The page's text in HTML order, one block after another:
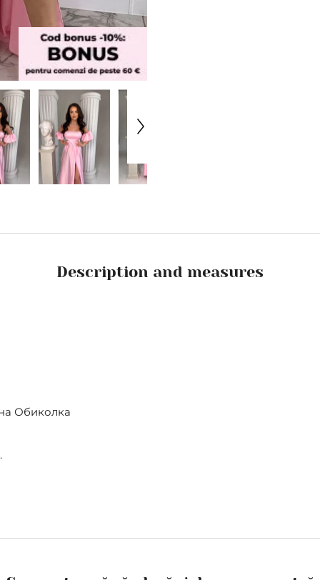
Description and measures
Обиколка